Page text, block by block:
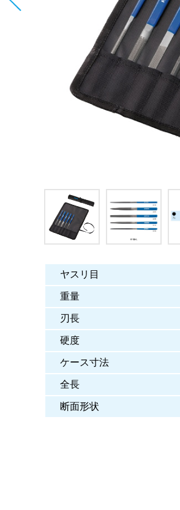
ヤスリ目
重量
刃長
硬度
ケース寸法
全長
断面形状